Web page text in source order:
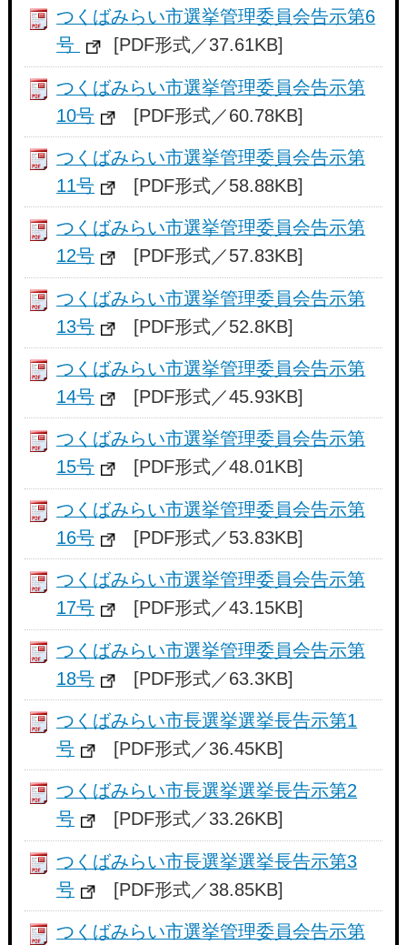
つくばみらい市選挙管理委員会告示第6
号
[PDF形式／37.61KB]
つくばみらい市選挙管理委員会告示第
10号
[PDF形式／60.78KB]
つくばみらい市選挙管理委員会告示第
11号
[PDF形式／58.88KB]
つくばみらい市選挙管理委員会告示第
12号
[PDF形式／57.83KB]
つくばみらい市選挙管理委員会告示第
13号
[PDF形式／52.8KB]
つくばみらい市選挙管理委員会告示第
14号
[PDF形式／45.93KB]
つくばみらい市選挙管理委員会告示第
15号
[PDF形式／48.01KB]
つくばみらい市選挙管理委員会告示第
16号
[PDF形式／53.83KB]
つくばみらい市選挙管理委員会告示第
17号
[PDF形式／43.15KB]
つくばみらい市選挙管理委員会告示第
18号
[PDF形式／63.3KB]
つくばみらい市長選挙選挙長告示第1
号
[PDF形式／36.45KB]
つくばみらい市長選挙選挙長告示第2
号
[PDF形式／33.26KB]
つくばみらい市長選挙選挙長告示第3
号
[PDF形式／38.85KB]
つくばみらい市選挙管理委員会告示第